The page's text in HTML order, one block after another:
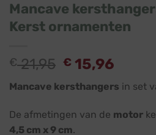
Mancave
Kerst ornamenten
€21,95
was:
€ 21,95.
€ 15,96
is:
€
Mancave kersthangers in set
De afmetingen van de motor
4,5 cm x 9 cm.